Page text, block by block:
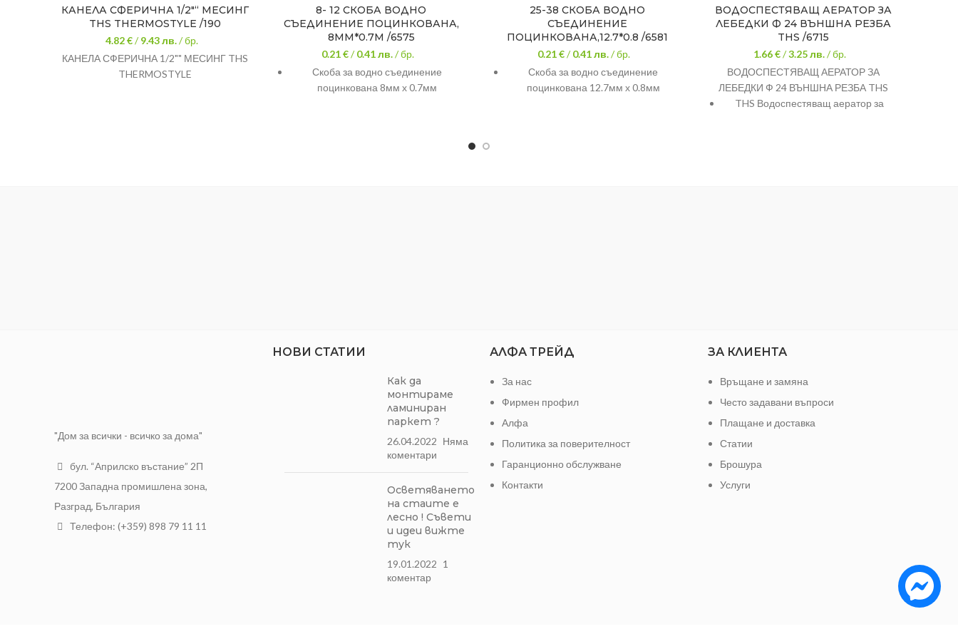
КАНЕЛА СФЕРИЧНА 1/2″“ МЕСИНГ
THS THERMOSTYLE /190
4.82 €/9.43лв. / бр.
КАНЕЛА СФЕРИЧНА 1/2"" МЕСИНГ THS
THERMOSTYLE
8- 12 СКОБА ВОДНО
СЪЕДИНЕНИЕ ПОЦИНКОВАНА,
8ММ*0.7М /6575
0.21 €/0.41лв. / бр.
Скоба за водно съединение
поцинкована 8мм х 0.7мм
25-38 СКОБА ВОДНО
СЪЕДИНЕНИЕ
ПОЦИНКОВАНА,12.7*0.8 /6581
0.21 €/0.41лв. / бр.
Скоба за водно съединение
поцинкована 12.7мм х 0.8мм
ВОДОСПЕСТЯВАЩ АЕРАТОР ЗА
ЛЕБЕДКИ Ф 24 ВЪНШНА РЕЗБА
THS /6715
1.66 €/3.25лв. / бр.
ВОДОСПЕСТЯВАЩ АЕРАТОР ЗА
ЛЕБЕДКИ Ф 24 ВЪНШНА РЕЗБА THS
THS Водоспестяващ аератор за
"Дом за всички - всичко за дома"
бул. “Априлско въстание” 2П
7200 Западна промишлена зона,
Разград, България
Телефон: (+359) 898 79 11 11
НОВИ СТАТИИ
Как да
монтираме
ламиниран
паркет ?
26.04.2022 Няма
коментари
Осветяването
на стаите е
лесно ! Съвети
и идеи вижте
тук
19.01.2022 1
коментар
АЛФА ТРЕЙД
За нас
Фирмен профил
Алфа
Политика за поверителност
Гаранционно обслужване
Контакти
ЗА КЛИЕНТА
Връщане и замяна
Често задавани въпроси
Плащане и доставка
Статии
Брошура
Услуги